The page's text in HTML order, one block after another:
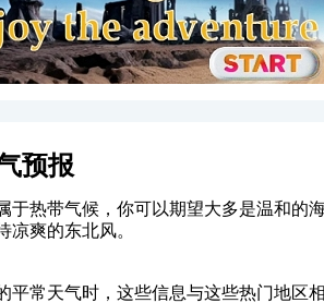
预报
于热带气候，你可以期望大多是温和的
凉爽的东北风。
平常天气时，这些信息与这些热门地区